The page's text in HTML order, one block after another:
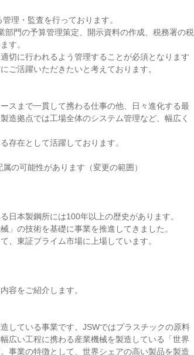
理・監査を行っております。
門の予算管理策定、開示資料の作成、税務署の税
す。
切に行われるよう管理することが必須となります
ご活躍いただきたいと考えております。
スまで一貫して携わる仕事の他、日々進化する最
造拠点では工場全体のシステム管理など、幅広く
存在として活躍しております。
の可能性があります（変更の範囲）
日本製鋼所には100年以上の歴史があります。
」の技術を基礎に事業を推進してきました。
、東証プライム市場に上場しています。
容をご紹介します。
している事業です。JSWではプラスチックの原料
広い工程に携わる産業機械を製造している「世界
事業の特徴として、世界シェアの高い製品を製造